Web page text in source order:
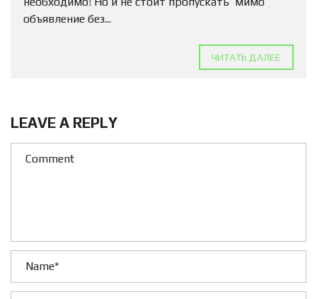
объявление без...
ЧИТАТЬ ДАЛЕЕ
LEAVE A REPLY